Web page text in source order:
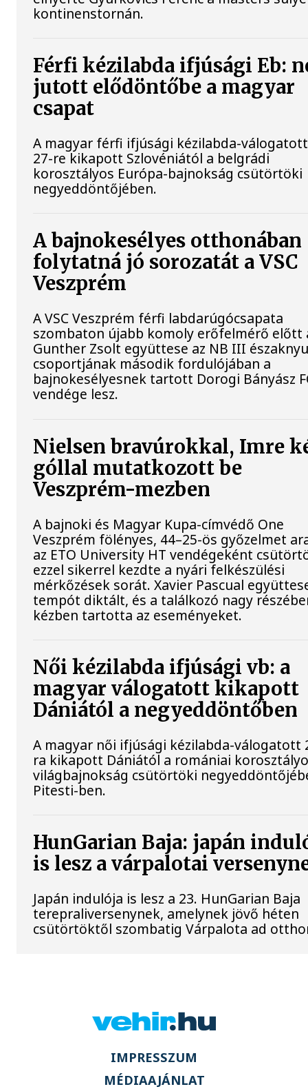
kontinenstornán.
Férfi kézilabda ifjúsági Eb:
jutott elődöntőbe a magyar
csapat
A magyar férfi ifjúsági kézilabda-
27-re kikapott Szlovéniától a belgrádi
korosztályos Európa-bajnokság csütörtöki
negyeddöntőjében.
A bajnokesélyes otthonában
folytatná jó sorozatát a VSC
Veszprém
A VSC Veszprém férfi labdarúgócsapata
szombaton újabb komoly erőfelmérő előtt
Gunther Zsolt együttese az NB III
csoportjának második fordulójában a
bajnokesélyesnek tartott Dorogi Bányász
vendége lesz.
Nielsen bravúrokkal, Imre
góllal mutatkozott be
Veszprém-mezben
A bajnoki és Magyar Kupa-címvédő One
Veszprém fölényes, 44–25-ös győzelmet
az ETO University HT vendégeként
ezzel sikerrel kezdte a nyári felkészülési
mérkőzések sorát. Xavier Pascual
tempót diktált, és a találkozó nagy
kézben tartotta az eseményeket.
Női kézilabda ifjúsági vb: a
magyar válogatott kikapott
Dániától a negyeddöntőben
A magyar női ifjúsági kézilabda-válogatott
ra kikapott Dániától a romániai
világbajnokság csütörtöki
Pitesti-ben.
HunGarian Baja: japán
is lesz a várpalotai
Japán indulója is lesz a 23. HunGarian Baja
terepraliversenynek, amelynek jövő héten
csütörtöktől szombatig Várpalota ad
IMPRESSZUM
MÉDIAAJÁNLAT